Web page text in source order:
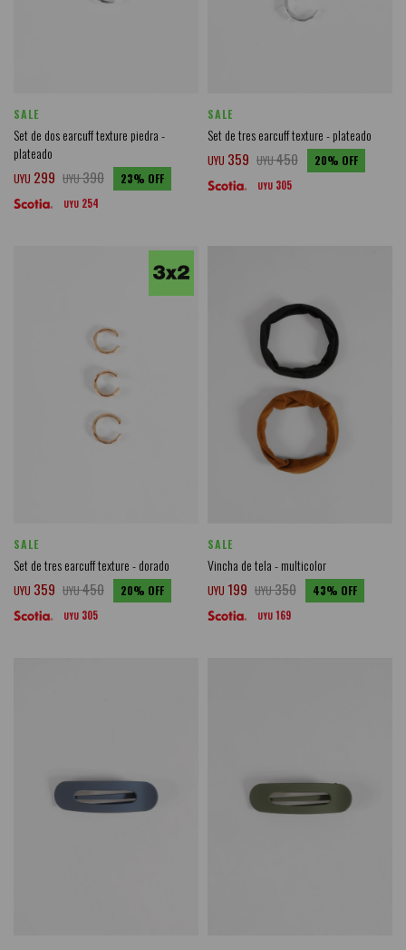
SALE
Set de dos earcuff texture piedra -
plateado
UYU 299 UYU390 23
UYU 254
SALE
Set de tres earcuff texture - plateado
UYU 359 UYU450 20
UYU 305
SALE
Set de tres earcuff texture - dorado
UYU 359 UYU450 20
UYU 305
SALE
Vincha de tela - multicolor
UYU 199 UYU350 43
UYU 169